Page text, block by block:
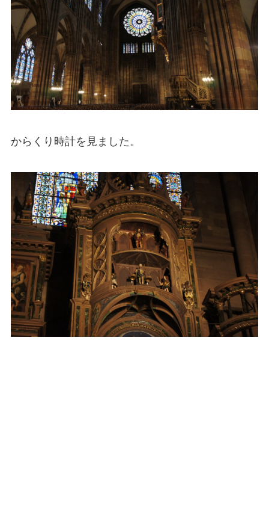
からくり時計を見ました。